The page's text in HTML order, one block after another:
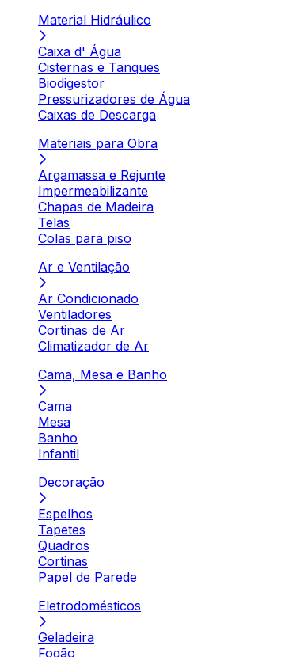
Material Hidráulico
Caixa d' Água
Cisternas e Tanques
Biodigestor
Pressurizadores de Água
Caixas de Descarga
Materiais para Obra
Argamassa e Rejunte
Impermeabilizante
Chapas de Madeira
Telas
Colas para piso
Ar e Ventilação
Ar Condicionado
Ventiladores
Cortinas de Ar
Climatizador de Ar
Cama, Mesa e Banho
Cama
Mesa
Banho
Infantil
Decoração
Espelhos
Tapetes
Quadros
Cortinas
Papel de Parede
Eletrodomésticos
Geladeira
Fogão